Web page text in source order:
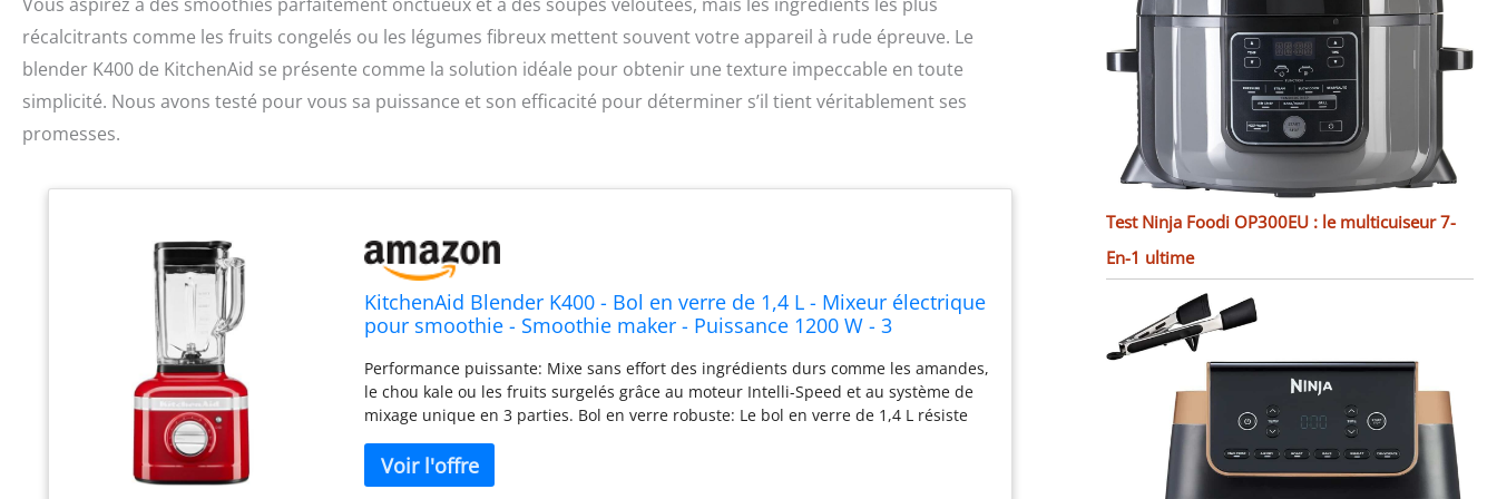
récalcitrants comme les fruits congelés ou les légumes fibreux mettent souvent votre appareil à rude épreuve. Le
blender K400 de KitchenAid se présente comme la solution idéale pour obtenir une texture impeccable en toute
simplicité. Nous avons testé pour vous sa puissance et son efficacité pour déterminer s’il tient véritablement ses
promesses.
KitchenAid Blender K400 - Bol en verre de 1,4 L - Mixeur électrique
pour smoothie - Smoothie maker - Puissance 1200 W - 3
Performance puissante: Mixe sans effort des ingrédients durs comme les amandes,
le chou kale ou les fruits surgelés grâce au moteur Intelli-Speed et au système de
mixage unique en 3 parties. Bol en verre robuste: Le bol en verre de 1,4 L résiste
aux taches, aux odeurs et aux rayures, avec une échelle de mesure pratique.
Vitesses et programmes polyvalents: 5 vitesses et 3 programmes (Glace pilée,
Smoothie, Boissons glacées) pour des soupes onctueuses, beurres de noix, dips et
Test Ninja Foodi OP300EU : le multicuiseur 7-
En-1 ultime